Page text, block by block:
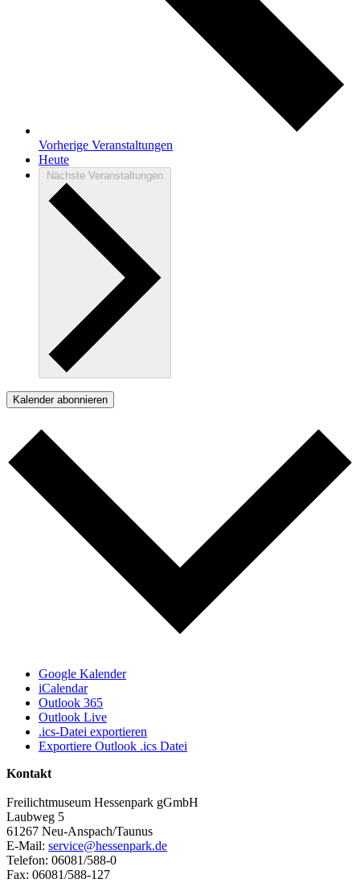
Vorherige Veranstaltungen
Heute
Nächste Veranstaltungen
Kalender abonnieren
Google Kalender
iCalendar
Outlook 365
Outlook Live
.ics-Datei exportieren
Exportiere Outlook .ics Datei
Kontakt
Freilichtmuseum Hessenpark gGmbH
Laubweg 5
61267 Neu-Anspach/Taunus
E-Mail: service@hessenpark.de
Telefon: 06081/588-0
Fax: 06081/588-127